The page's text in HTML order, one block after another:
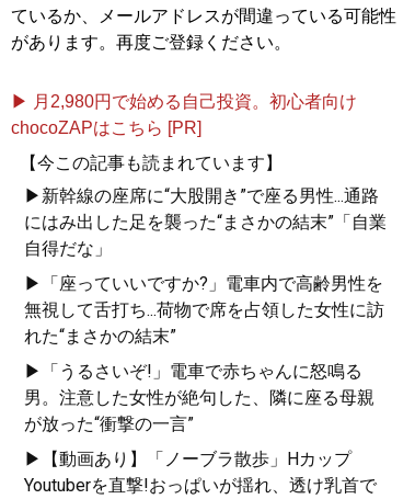
ているか、メールアドレスが間違っている可能性
があります。再度ご登録ください。
▶ 月2,980円で始める自己投資。初心者向け
chocoZAPはこちら [PR]
【今この記事も読まれています】
▶新幹線の座席に“大股開き”で座る男性...通路
にはみ出した足を襲った“まさかの結末”「自業
自得だな」
▶「座っていいですか?」電車内で高齢男性を
無視して舌打ち...荷物で席を占領した女性に訪
れた“まさかの結末”
▶「うるさいぞ!」電車で赤ちゃんに怒鳴る
男。注意した女性が絶句した、隣に座る母親
が放った“衝撃の一言”
▶【動画あり】「ノーブラ散歩」Hカップ
Youtuberを直撃!おっぱいが揺れ、透け乳首で